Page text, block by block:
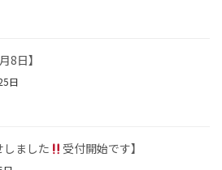
8日】
日
しました 受付開始です】